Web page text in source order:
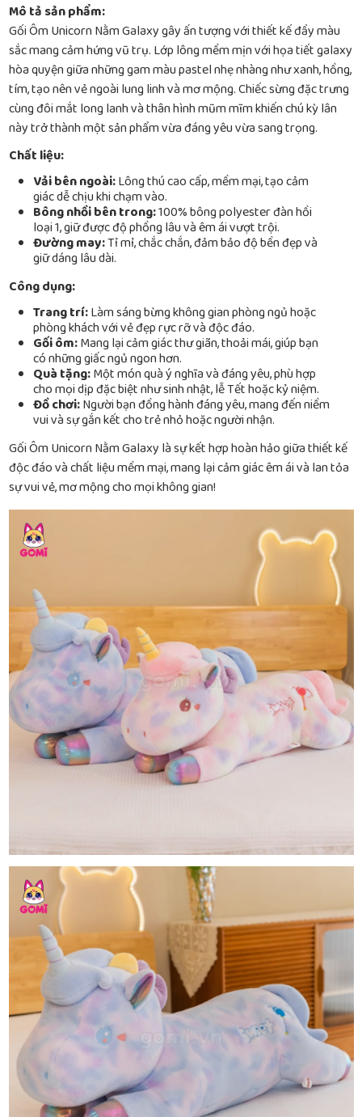
Mô tả sản phẩm:
Gối Ôm Unicorn Nằm Galaxy gây ấn tượng với thiết kế đầy màu
sắc mang cảm hứng vũ trụ. Lớp lông mềm mịn với họa tiết galaxy
hòa quyện giữa những gam màu pastel nhẹ nhàng như xanh, hồng,
tím, tạo nên vẻ ngoài lung linh và mơ mộng. Chiếc sừng đặc trưng
cùng đôi mắt long lanh và thân hình mũm mĩm khiến chú kỳ lân
này trở thành một sản phẩm vừa đáng yêu vừa sang trọng.
Chất liệu:
Vải bên ngoài:Lông thú cao cấp, mềm mại, tạo cảm
giác dễ chịu khi chạm vào.
Bông nhồi bên trong:100% bông polyester đàn hồi
loại 1, giữ được độ phồng lâu và êm ái vượt trội.
Đường may:Tỉ mỉ, chắc chắn, đảm bảo độ bền đẹp và
giữ dáng lâu dài.
Công dụng:
Trang trí:Làm sáng bừng không gian phòng ngủ hoặc
phòng khách với vẻ đẹp rực rỡ và độc đáo.
Gối ôm:Mang lại cảm giác thư giãn, thoải mái, giúp bạn
có những giấc ngủ ngon hơn.
Quà tặng:Một món quà ý nghĩa và đáng yêu, phù hợp
cho mọi dịp đặc biệt như sinh nhật, lễ Tết hoặc kỷ niệm.
Đồ chơi:Người bạn đồng hành đáng yêu, mang đến niềm
vui và sự gắn kết cho trẻ nhỏ hoặc người nhận.
Gối Ôm Unicorn Nằm Galaxy là sự kết hợp hoàn hảo giữa thiết kế
độc đáo và chất liệu mềm mại, mang lại cảm giác êm ái và lan tỏa
sự vui vẻ, mơ mộng cho mọi không gian!